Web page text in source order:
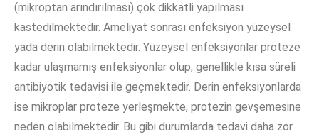
(mikroptan arındırılması) çok dikkatli yapılması
kastedilmektedir. Ameliyat sonrası enfeksiyon yüzeysel
yada derin olabilmektedir. Yüzeysel enfeksiyonlar proteze
kadar ulaşmamış enfeksiyonlar olup, genellikle kısa süreli
antibiyotik tedavisi ile geçmektedir. Derin enfeksiyonlarda
ise mikroplar proteze yerleşmekte, protezin gevşemesine
neden olabilmektedir. Bu gibi durumlarda tedavi daha zor